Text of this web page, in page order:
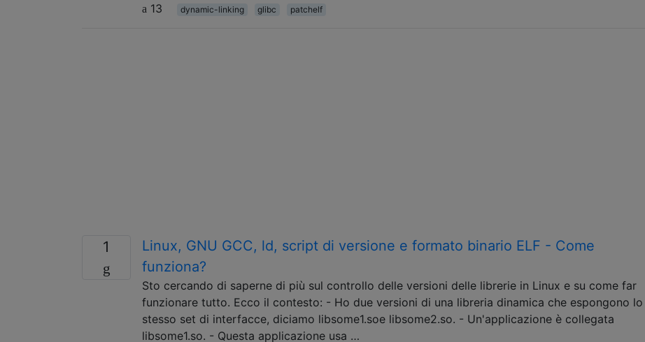
13
dynamic-linking glibc patchelf
1
Linux, GNU GCC, ld, script di versione e formato binario ELF - Come
funziona?
Sto cercando di saperne di più sul controllo delle versioni delle librerie in Linux e su come far
funzionare tutto. Ecco il contesto: - Ho due versioni di una libreria dinamica che espongono lo
stesso set di interfacce, diciamo libsome1.soe libsome2.so. - Un'applicazione è collegata
libsome1.so. - Questa applicazione usa …